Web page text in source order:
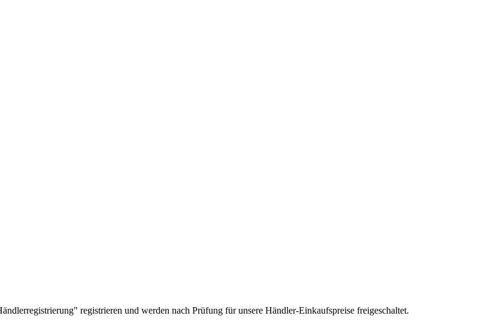
registrieren und werden nach Prüfung für unsere Händler-Einkaufspreise freigeschaltet.